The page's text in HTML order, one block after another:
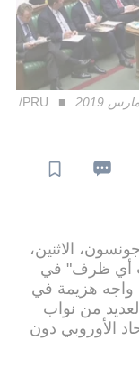
PRU/
الاثنين،
أي ظرف" في
واجه هزيمة في
من نواب
الأوروبي دون